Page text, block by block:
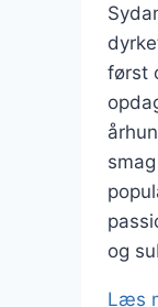
først
og
Læs